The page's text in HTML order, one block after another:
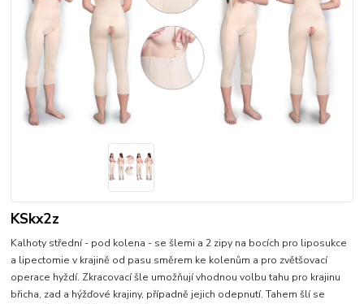
KSkx2z
Kalhoty střední - pod kolena - se šlemi a 2 zipy na bocích pro liposukce
a lipectomie v krajině od pasu směrem ke kolenům a pro zvětšovací
operace hyždí. Zkracovací šle umožňují vhodnou volbu tahu pro krajinu
břicha, zad a hýžďové krajiny, případně jejich odepnutí. Tahem šlí se